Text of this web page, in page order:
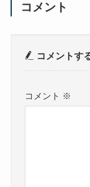
コメント
コメントす
コメント ※